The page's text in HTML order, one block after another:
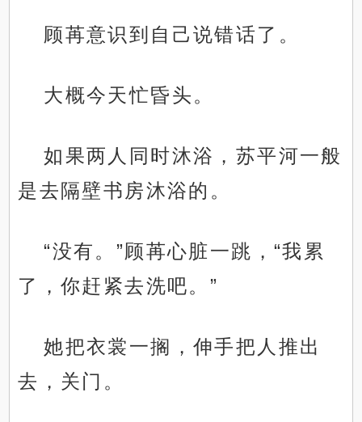
顾苒意识到自己说错话了。
大概今天忙昏头。
如果两人同时沐浴，苏平河一般
是去隔壁书房沐浴的。
“没有。”顾苒心脏一跳，“我累
了，你赶紧去洗吧。”
她把衣裳一搁，伸手把人推出
去，关门。